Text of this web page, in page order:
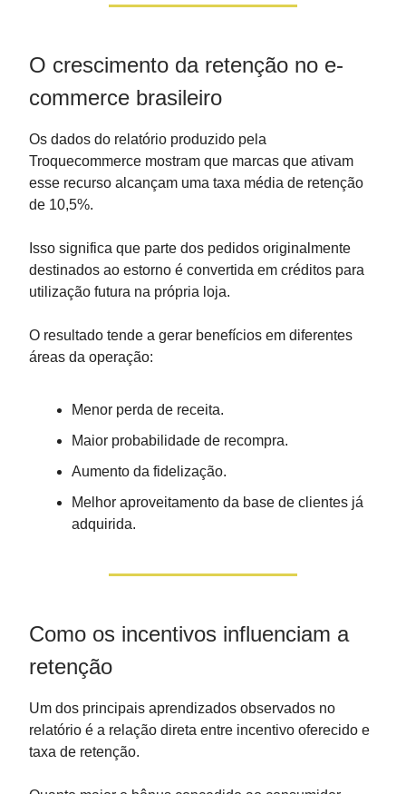
O crescimento da retenção no e-
commerce brasileiro
Os dados do relatório produzido pela
Troquecommerce mostram que marcas que ativam
esse recurso alcançam uma taxa média de retenção
de 10,5%.
Isso significa que parte dos pedidos originalmente
destinados ao estorno é convertida em créditos para
utilização futura na própria loja.
O resultado tende a gerar benefícios em diferentes
áreas da operação:
Menor perda de receita.
Maior probabilidade de recompra.
Aumento da fidelização.
Melhor aproveitamento da base de clientes já
adquirida.
Como os incentivos influenciam a
retenção
Um dos principais aprendizados observados no
relatório é a relação direta entre incentivo oferecido e
taxa de retenção.